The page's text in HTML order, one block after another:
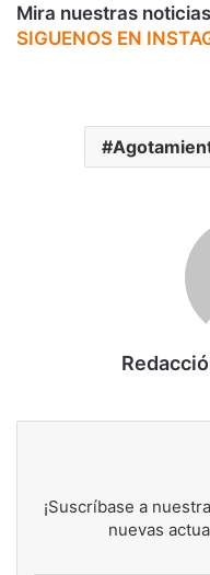
Mira nuestras
SIGUENOS EN
¡Suscríbase a
nuevas